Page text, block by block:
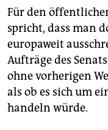
Für den
spricht, dass man
europaweit
Aufträge des
ohne vorherigen
als ob es sich um
handeln würde.